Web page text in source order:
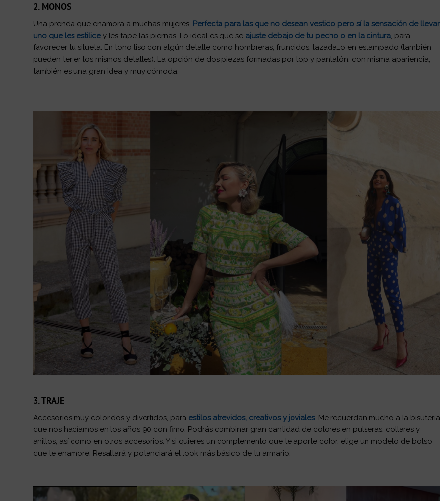
2. MONOS
Una prenda que enamora a muchas mujeres. Perfecta para las que no desean vestido pero sí la sensación de llevar
uno que les estilicey les tape las piernas. Lo ideal es que se ajuste debajo de tu pecho o en la cintura , para
favorecer tu silueta. En tono liso con algún detalle como hombreras, fruncidos, lazada…o en estampado (también
pueden tener los mismos detalles). La opción de dos piezas formadas por top y pantalón, con misma apariencia,
también es una gran idea y muy cómoda.
3. TRAJE
Accesorios muy coloridos y divertidos, para estilos atrevidos, creativos y joviales. Me recuerdan mucho a la bisutería
que nos hacíamos en los años 90 con fimo. Podrás combinar gran cantidad de colores en pulseras, collares y
anillos, así como en otros accesorios. Y si quieres un complemento que te aporte color, elige un modelo de bolso
que te enamore. Resaltará y potenciará el look más básico de tu armario.